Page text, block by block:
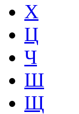
Х
Ц
Ч
Ш
Щ